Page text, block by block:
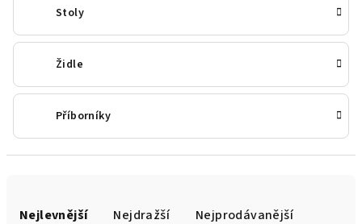
Stoly
Židle
Příborníky
Nejlevnější Nejdražší Nejprodávanější